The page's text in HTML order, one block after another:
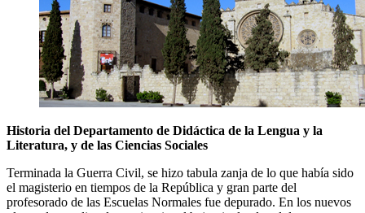
Historia del Departamento de Didáctica de la Lengua y la
Literatura, y de las Ciencias Sociales
Terminada la Guerra Civil, se hizo tabula zanja de lo que había sido
el magisterio en tiempos de la República y gran parte del
profesorado de las Escuelas Normales fue depurado. En los nuevos